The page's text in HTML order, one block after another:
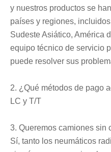
y nuestros productos se
países y regiones,
Sudeste Asiático, América
equipo técnico de servicio
puede resolver sus
2. ¿Qué métodos de pago
LC y T/T
3. Queremos camiones sin
Sí, tanto los neumáticos